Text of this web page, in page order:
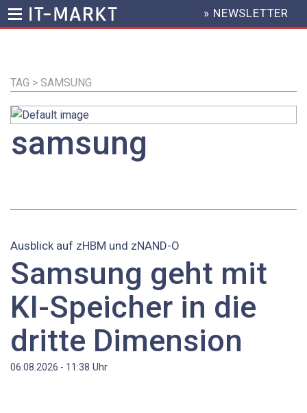
Inhalt
HEADER
MENU
» NEWSLETTER
TAG > SAMSUNG
samsung
Ausblick auf zHBM und zNAND-O
Samsung geht mit
KI-Speicher in die
dritte Dimension
06.08.2026 - 11:38 Uhr